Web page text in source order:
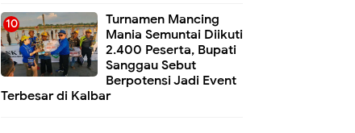
Turnamen Mancing
Mania Semuntai Diikuti
2.400 Peserta, Bupati
Sanggau Sebut
Berpotensi Jadi Event
Terbesar di Kalbar